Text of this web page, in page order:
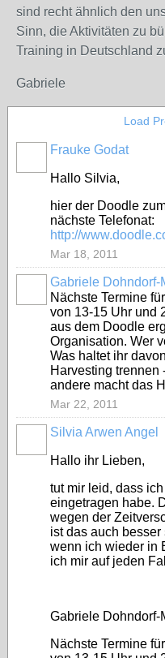
sind recht ähnlich den
Sinn, die Aktivitäten zu
Training in Deutschland
Gabriele
Load
Frauke Godat
Hallo Silvia,
hier der Doodle
nächste Telefonat:
http://
Mar 18, 2011
Gabriele Dohndorf-
Nächste Termine
von 13-15 Uhr und
aus dem Doodle
Organisation. Wer
Was haltet ihr
Harvesting trennen
andere macht das
Mar 22, 2011
Silvia Arwen Angel
Hallo ihr Lieben,
tut mir leid, dass
eingetragen habe.
wegen der
ist das auch
wenn ich wieder in
ich mir auf jeden
Gabriele Dohndorf-
Nächste Termine